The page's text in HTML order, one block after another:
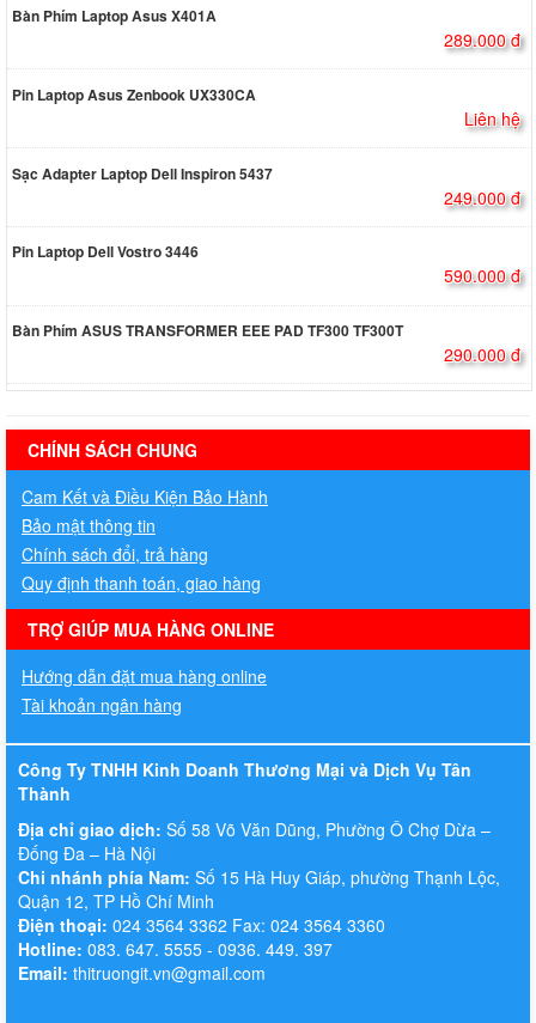
Bàn Phím Laptop Asus X401A
289.000 đ
Pin Laptop Asus Zenbook UX330CA
Liên hệ
Sạc Adapter Laptop Dell Inspiron 5437
249.000 đ
Pin Laptop Dell Vostro 3446
590.000 đ
Bàn Phím ASUS TRANSFORMER EEE PAD TF300 TF300T
290.000 đ
hermes handbags outlet online
CHÍNH SÁCH CHUNG
Cam Kết và Điều Kiện Bảo Hành
Bảo mật thông tin
Chính sách đổi, trả hàng
Quy định thanh toán, giao hàng
TRỢ GIÚP MUA HÀNG ONLINE
Hướng dẫn đặt mua hàng online
Tài khoản ngân hàng
Công Ty TNHH Kinh Doanh Thương Mại và Dịch Vụ Tân
Thành
Địa chỉ giao dịch: Số 58 Võ Văn Dũng, Phường Ô Chợ Dừa –
Đống Đa – Hà Nội
Chi nhánh phía Nam: Số 15 Hà Huy Giáp, phường Thạnh Lộc,
Quận 12, TP Hồ Chí Minh
Điện thoại: 024 3564 3362 Fax: 024 3564 3360
Hotline: 083. 647. 5555 - 0936. 449. 397
Email: thitruongit.vn@gmail.com